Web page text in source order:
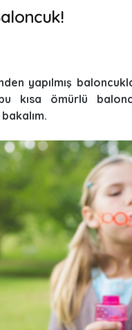
yapılmış
kısa ömürlü